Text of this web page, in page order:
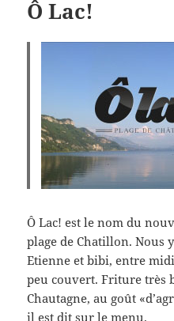
Ô Lac!
Ô Lac! est le nom du
plage de Chatillon. Nous
Etienne et bibi, entre
peu couvert. Friture très
Chautagne, au goût
il est dit sur le menu.